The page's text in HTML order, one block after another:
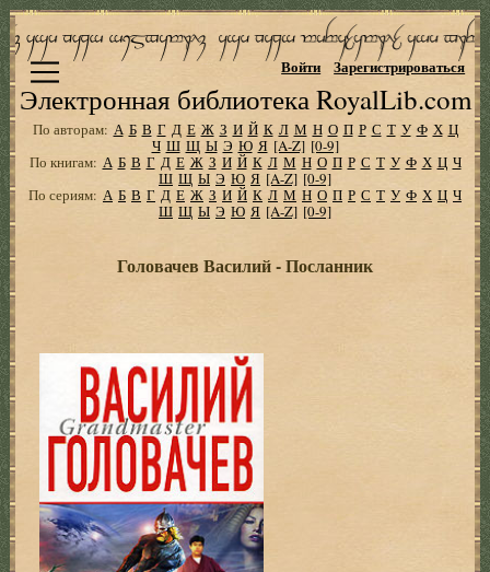
Электронная библиотека RoyalLib.com
Войти Зарегистрироваться
По авторам: А Б В Г Д Е Ж З И Й К Л М Н О П Р С Т У Ф Х Ц
Ч Ш Щ Ы Э Ю Я [A-Z] [0-9]
По книгам: А Б В Г Д Е Ж З И Й К Л М Н О П Р С Т У Ф Х Ц Ч
Ш Щ Ы Э Ю Я [A-Z] [0-9]
По сериям: А Б В Г Д Е Ж З И Й К Л М Н О П Р С Т У Ф Х Ц Ч
Ш Щ Ы Э Ю Я [A-Z] [0-9]
Головачев Василий - Посланник